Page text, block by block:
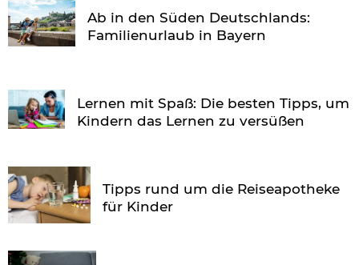
Ab in den Süden Deutschlands:
Familienurlaub in Bayern
Lernen mit Spaß: Die besten Tipps, um
Kindern das Lernen zu versüßen
Tipps rund um die Reiseapotheke
für Kinder